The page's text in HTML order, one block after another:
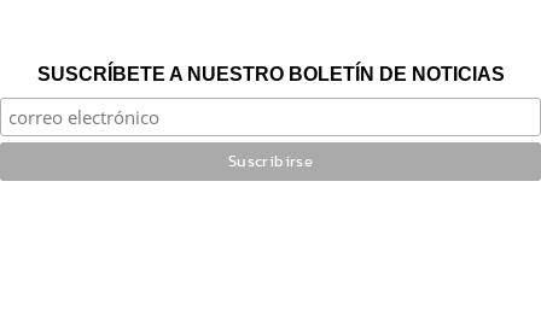
SUSCRÍBETE A NUESTRO BOLETÍN DE NOTICIAS